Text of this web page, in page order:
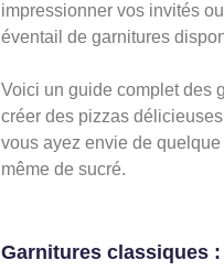
impressionner vos invités
éventail de garnitures
Voici un guide complet des
créer des pizzas
vous ayez envie de
même de sucré.
Garnitures classiques